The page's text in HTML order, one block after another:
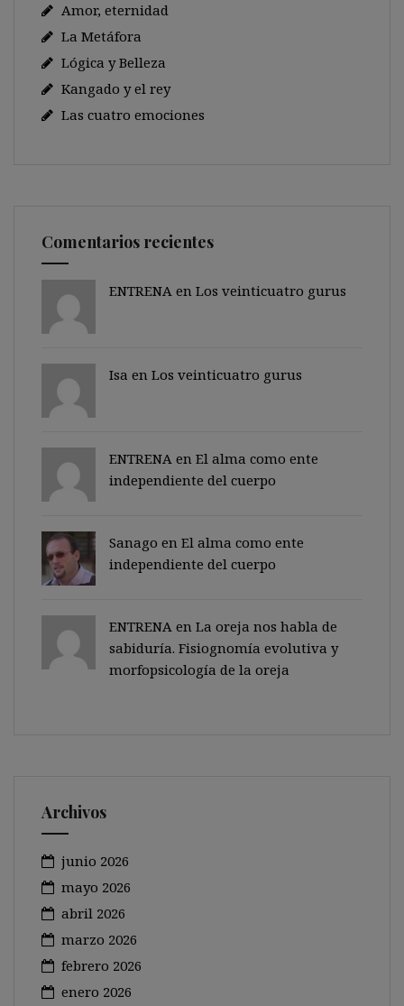
Amor, eternidad
La Metáfora
Lógica y Belleza
Kangado y el rey
Las cuatro emociones
Comentarios recientes
ENTRENA en Los veinticuatro gurus
Isa en Los veinticuatro gurus
ENTRENA en El alma como ente
independiente del cuerpo
Sanago en El alma como ente
independiente del cuerpo
ENTRENA en La oreja nos habla de
sabiduría. Fisiognomía evolutiva y
morfopsicología de la oreja
Archivos
junio 2026
mayo 2026
abril 2026
marzo 2026
febrero 2026
enero 2026